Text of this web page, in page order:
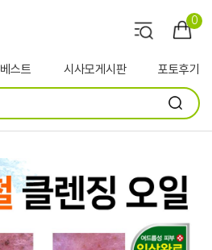
0
베스트 시사모게시판 포토후기